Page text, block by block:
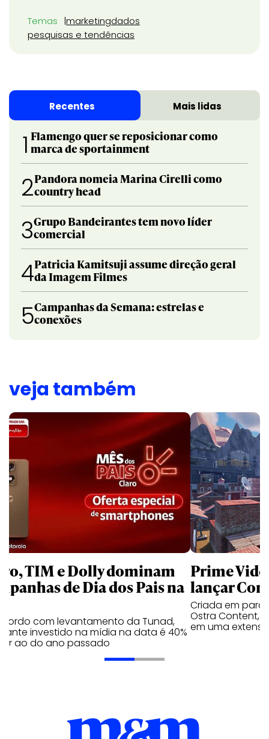
Temas marketingdados
pesquisas e tendências
Recentes Mais lidas
1 Flamengo quer se reposicionar como
marca de sportainment
2Pandora nomeia Marina Cirelli como
country head
3Grupo Bandeirantes tem novo líder
comercial
4Patricia Kamitsuji assume direção geral
da Imagem Filmes
5Campanhas da Semana: estrelas e
conexões
veja também
TIM e Dolly dominam
de Dia dos Pais na
com levantamento da Tunad,
investido na mídia na data é 40%
ao do ano passado
Prime
lançar
Criada em
Ostra Content,
em uma